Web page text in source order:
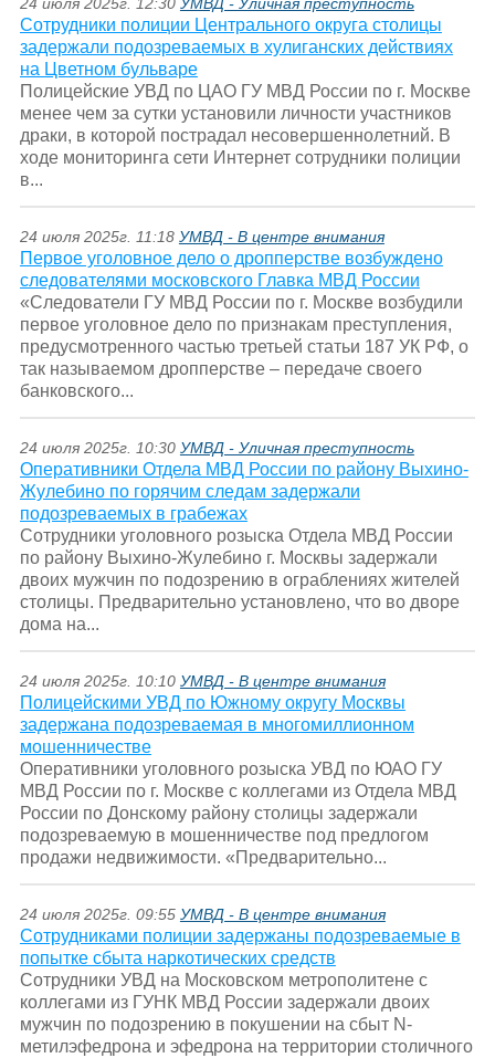
24 июля 2025г. 12:30 УМВД - Уличная преступность
Сотрудники полиции Центрального округа столицы
задержали подозреваемых в хулиганских действиях
на Цветном бульваре
Полицейские УВД по ЦАО ГУ МВД России по г. Москве
менее чем за сутки установили личности участников
драки, в которой пострадал несовершеннолетний. В
ходе мониторинга сети Интернет сотрудники полиции
в...
24 июля 2025г. 11:18 УМВД - В центре внимания
Первое уголовное дело о дропперстве возбуждено
следователями московского Главка МВД России
«Следователи ГУ МВД России по г. Москве возбудили
первое уголовное дело по признакам преступления,
предусмотренного частью третьей статьи 187 УК РФ, о
так называемом дропперстве – передаче своего
банковского...
24 июля 2025г. 10:30 УМВД - Уличная преступность
Оперативники Отдела МВД России по району Выхино-
Жулебино по горячим следам задержали
подозреваемых в грабежах
Сотрудники уголовного розыска Отдела МВД России
по району Выхино-Жулебино г. Москвы задержали
двоих мужчин по подозрению в ограблениях жителей
столицы. Предварительно установлено, что во дворе
дома на...
24 июля 2025г. 10:10 УМВД - В центре внимания
Полицейскими УВД по Южному округу Москвы
задержана подозреваемая в многомиллионном
мошенничестве
Оперативники уголовного розыска УВД по ЮАО ГУ
МВД России по г. Москве с коллегами из Отдела МВД
России по Донскому району столицы задержали
подозреваемую в мошенничестве под предлогом
продажи недвижимости. «Предварительно...
24 июля 2025г. 09:55 УМВД - В центре внимания
Сотрудниками полиции задержаны подозреваемые в
попытке сбыта наркотических средств
Сотрудники УВД на Московском метрополитене с
коллегами из ГУНК МВД России задержали двоих
мужчин по подозрению в покушении на сбыт N-
метилэфедрона и эфедрона на территории столичного